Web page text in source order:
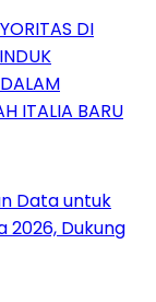
DI
ITALIA BARU
Data untuk
2026, Dukung